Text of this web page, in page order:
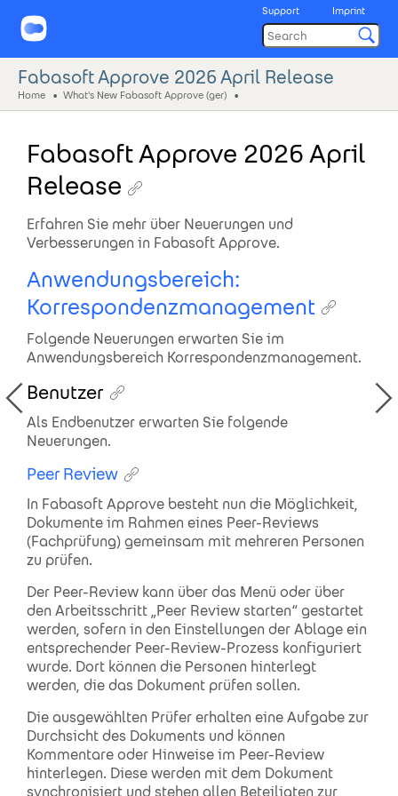
Support Imprint
Fabasoft Approve 2026 April Release
Home What's New Fabasoft Approve (ger)
Fabasoft Approve 2026 April
Release
Erfahren Sie mehr über Neuerungen und
Verbesserungen in Fabasoft Approve.
Anwendungsbereich:
Korrespondenzmanagement
Folgende Neuerungen erwarten Sie im
Anwendungsbereich Korrespondenzmanagement.
Benutzer
Als Endbenutzer erwarten Sie folgende
Neuerungen.
Peer Review
In Fabasoft Approve besteht nun die Möglichkeit,
Dokumente im Rahmen eines Peer-Reviews
(Fachprüfung) gemeinsam mit mehreren Personen
zu prüfen.
Der Peer-Review kann über das Menü oder über
den Arbeitsschritt „Peer Review starten“ gestartet
werden, sofern in den Einstellungen der Ablage ein
entsprechender Peer-Review-Prozess konfiguriert
wurde. Dort können die Personen hinterlegt
werden, die das Dokument prüfen sollen.
Die ausgewählten Prüfer erhalten eine Aufgabe zur
Durchsicht des Dokuments und können
Kommentare oder Hinweise im Peer-Review
hinterlegen. Diese werden mit dem Dokument
synchronisiert und stehen allen Beteiligten zur